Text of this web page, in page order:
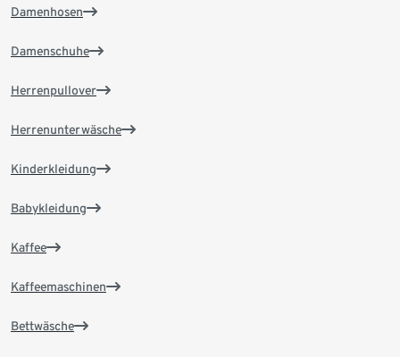
Damenhosen
Damenschuhe
Herrenpullover
Herrenunterwäsche
Kinderkleidung
Babykleidung
Kaffee
Kaffeemaschinen
Bettwäsche